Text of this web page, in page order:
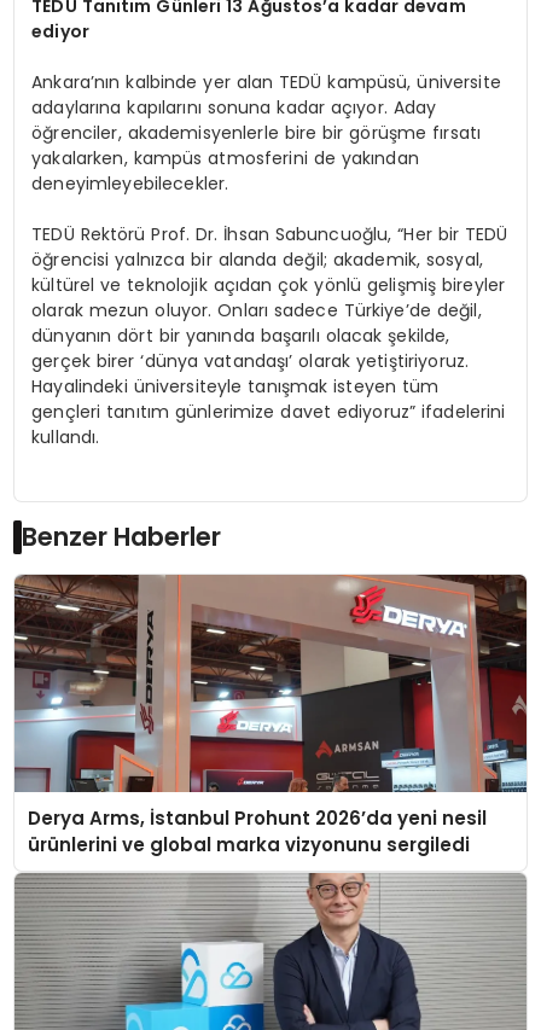
TEDÜ Tanıtım Günleri 13 Ağustos’a kadar devam
ediyor
Ankara’nın kalbinde yer alan TEDÜ kampüsü, üniversite
adaylarına kapılarını sonuna kadar açıyor. Aday
öğrenciler, akademisyenlerle bire bir görüşme fırsatı
yakalarken, kampüs atmosferini de yakından
deneyimleyebilecekler.
TEDÜ Rektörü Prof. Dr. İhsan Sabuncuoğlu, “Her bir TEDÜ
öğrencisi yalnızca bir alanda değil; akademik, sosyal,
kültürel ve teknolojik açıdan çok yönlü gelişmiş bireyler
olarak mezun oluyor. Onları sadece Türkiye’de değil,
dünyanın dört bir yanında başarılı olacak şekilde,
gerçek birer ‘dünya vatandaşı’ olarak yetiştiriyoruz.
Hayalindeki üniversiteyle tanışmak isteyen tüm
gençleri tanıtım günlerimize davet ediyoruz” ifadelerini
kullandı.
Benzer Haberler
Derya Arms, İstanbul Prohunt 2026’da yeni nesil
ürünlerini ve global marka vizyonunu sergiledi